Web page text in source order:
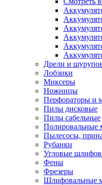
Дрели и
Лобзики
Миксеры
Ножницы
Перфораторы и
Пилы дисковые
Пилы сабельные
Пылесосы,
Рубанки
Угловые
Фены
Фрезеры
Шлифовальные